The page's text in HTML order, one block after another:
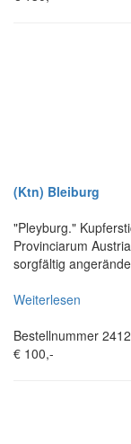
(Ktn) Bleiburg
"Pleyburg."
Provinciarum
sorgfältig
Weiterlesen
Bestellnummer
€ 100,-